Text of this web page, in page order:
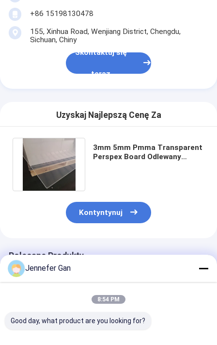
+86 15198130478
155, Xinhua Road, Wenjiang District, Chengdu,
Sichuan, Chiny
Skontaktuj się
teraz
Uzyskaj Najlepszą Cenę Za
3mm 5mm Pmma Transparent
Perspex Board Odlewany
Kontyntynuj
Polecane Produkty
Jennefer Gan
8:54 PM
Good day, what product are you looking for?